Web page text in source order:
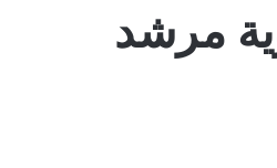
مرشد